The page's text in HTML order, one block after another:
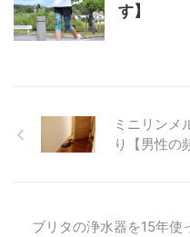
す】
ミニリンメ
り【男性の
ブリタの浄水器を15年使